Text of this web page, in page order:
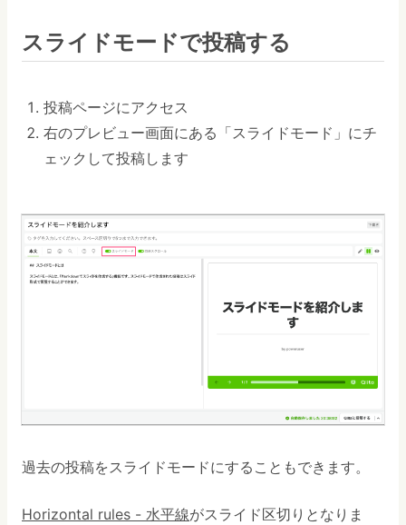
スライドモードで投稿する
投稿ページにアクセス
右のプレビュー画面にある「スライドモード」にチ
ェックして投稿します
過去の投稿をスライドモードにすることもできます。
Horizontal rules - 水平線がスライド区切りとなりま